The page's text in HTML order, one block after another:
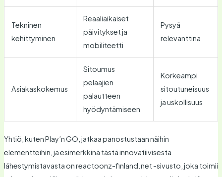
Tekninen
kehittyminen
Reaaliaikaiset
päivitykset ja
mobiliteetti
Pysyä
relevanttina
Asiakaskokemus
Sitoumus
pelaajien
palautteen
hyödyntämiseen
Korkeampi
sitoutuneisuus
ja uskollisuus
Yhtiö, kuten Play’n GO, jatkaa panostustaan näihin
elementteihin, ja esimerkkinä tästä innovatiivisesta
lähestymistavasta on reactoonz-finland.net -sivusto, joka toimii